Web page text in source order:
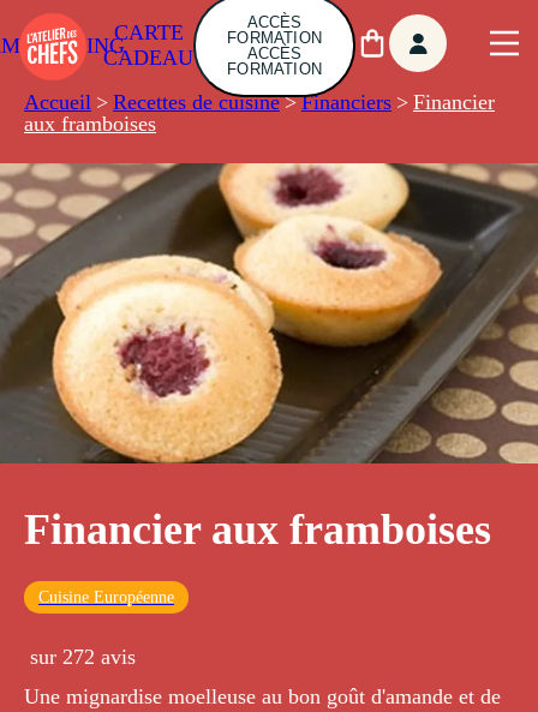
CARTE
CADEAU
ACCÈS
FORMATION
ACCÈS
FORMATION
Accueil > Recettes de cuisine > Financiers > Financier
aux framboises
Financier aux framboises
Cuisine Européenne
sur 272 avis
Une mignardise moelleuse au bon goût d'amande et de